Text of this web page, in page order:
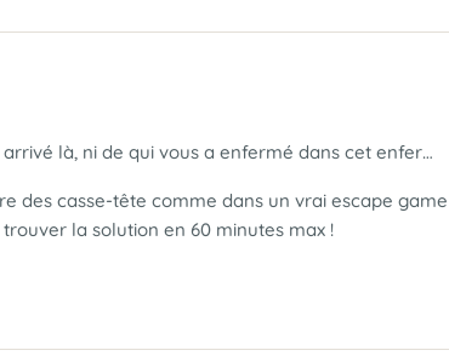
là, ni de qui vous a enfermé dans cet enfer…
casse-tête comme dans un vrai escape
la solution en 60 minutes max !